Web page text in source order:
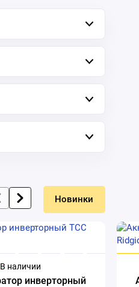
Новинки
В наличии
инверторный